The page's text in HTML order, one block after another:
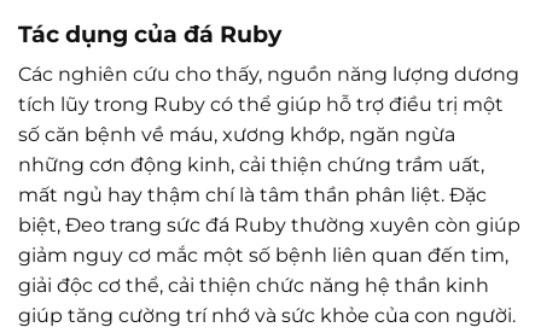
Tác dụng của đá Ruby
Các nghiên cứu cho thấy, nguồn năng lượng dương
tích lũy trong Ruby có thể giúp hỗ trợ điều trị một
số căn bệnh về máu, xương khớp, ngăn ngừa
những cơn động kinh, cải thiện chứng trầm uất,
mất ngủ hay thậm chí là tâm thần phân liệt. Đặc
biệt, Đeo trang sức đá Ruby thường xuyên còn giúp
giảm nguy cơ mắc một số bệnh liên quan đến tim,
giải độc cơ thể, cải thiện chức năng hệ thần kinh
giúp tăng cường trí nhớ và sức khỏe của con người.